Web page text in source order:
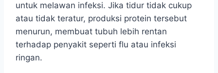
untuk melawan infeksi. Jika tidur tidak cukup
atau tidak teratur, produksi protein tersebut
menurun, membuat tubuh lebih rentan
terhadap penyakit seperti flu atau infeksi
ringan.